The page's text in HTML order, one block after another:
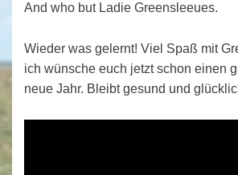
And who but Ladie Greensleeues.
Wieder was gelernt! Viel Spaß mit
ich wünsche euch jetzt schon einen
neue Jahr. Bleibt gesund und